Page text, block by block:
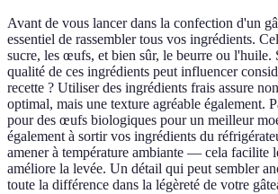
Avant de vous lancer dans la confection d'un
essentiel de rassembler tous vos ingrédients.
sucre, les œufs, et bien sûr, le beurre ou l'huile.
qualité de ces ingrédients peut influencer
recette ? Utiliser des ingrédients frais assure
optimal, mais une texture agréable également.
pour des œufs biologiques pour un meilleur
également à sortir vos ingrédients du
amener à température ambiante — cela facilite
améliore la levée. Un détail qui peut sembler
toute la différence dans la légèreté de votre